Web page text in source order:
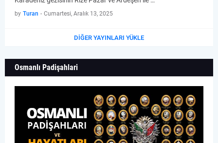
by Turan - Cumartesi, Aralık 13, 2025
DIĞER YAYINLARI YÜKLE
Osmanlı Padişahlari